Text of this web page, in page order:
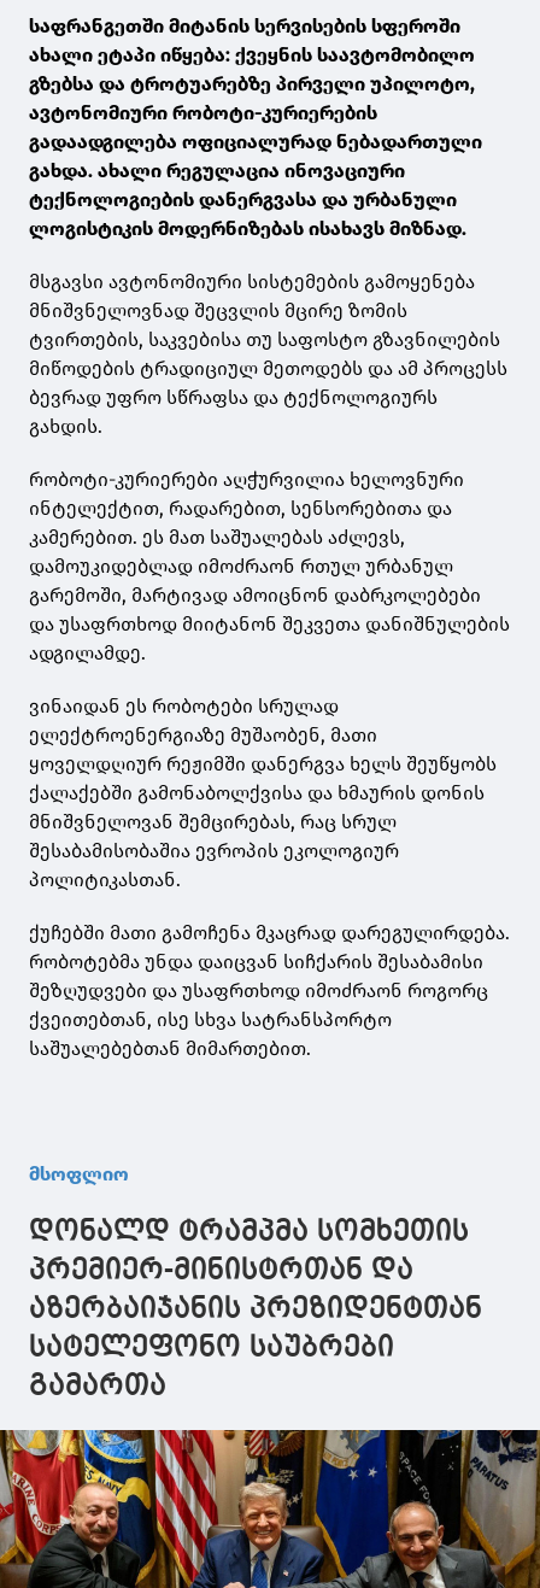
საფრანგეთში მიტანის სერვისების სფეროში
ახალი ეტაპი იწყება: ქვეყნის საავტომობილო
გზებსა და ტროტუარებზე პირველი უპილოტო,
ავტონომიური რობოტი-კურიერების
გადაადგილება ოფიციალურად ნებადართული
გახდა. ახალი რეგულაცია ინოვაციური
ტექნოლოგიების დანერგვასა და ურბანული
ლოგისტიკის მოდერნიზებას ისახავს მიზნად.
მსგავსი ავტონომიური სისტემების გამოყენება
მნიშვნელოვნად შეცვლის მცირე ზომის
ტვირთების, საკვებისა თუ საფოსტო გზავნილების
მიწოდების ტრადიციულ მეთოდებს და ამ პროცესს
ბევრად უფრო სწრაფსა და ტექნოლოგიურს
გახდის.
რობოტი-კურიერები აღჭურვილია ხელოვნური
ინტელექტით, რადარებით, სენსორებითა და
კამერებით. ეს მათ საშუალებას აძლევს,
დამოუკიდებლად იმოძრაონ რთულ ურბანულ
გარემოში, მარტივად ამოიცნონ დაბრკოლებები
და უსაფრთხოდ მიიტანონ შეკვეთა დანიშნულების
ადგილამდე.
ვინაიდან ეს რობოტები სრულად
ელექტროენერგიაზე მუშაობენ, მათი
ყოველდღიურ რეჟიმში დანერგვა ხელს შეუწყობს
ქალაქებში გამონაბოლქვისა და ხმაურის დონის
მნიშვნელოვან შემცირებას, რაც სრულ
შესაბამისობაშია ევროპის ეკოლოგიურ
პოლიტიკასთან.
ქუჩებში მათი გამოჩენა მკაცრად დარეგულირდება.
რობოტებმა უნდა დაიცვან სიჩქარის შესაბამისი
შეზღუდვები და უსაფრთხოდ იმოძრაონ როგორც
ქვეითებთან, ისე სხვა სატრანსპორტო
საშუალებებთან მიმართებით.
მსოფლიო
დონალდ ტრამპმა სომხეთის
პრემიერ-მინისტრთან და
აზერბაიჯანის პრეზიდენტთან
სატელეფონო საუბრები
გამართა